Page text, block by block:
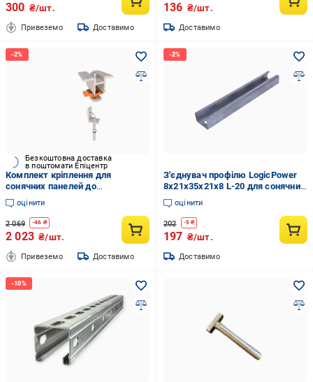
300 ₴/шт.
Привеземо Доставимо
136 ₴/шт.
Доставимо
Безкоштовна доставка
в поштомати Епіцентр
Комплект кріплення для
сонячних панелей до
металочерепиці MetalTile IV
White
оцінити
2 069 -46 ₴
2 023 ₴/шт.
Привеземо Доставимо
З'єднувач профілю LogicPower
8х21х35х21х8 L-20 для сонячних
батарей (26938353)
оцінити
202 -5₴
197 ₴/шт.
Доставимо